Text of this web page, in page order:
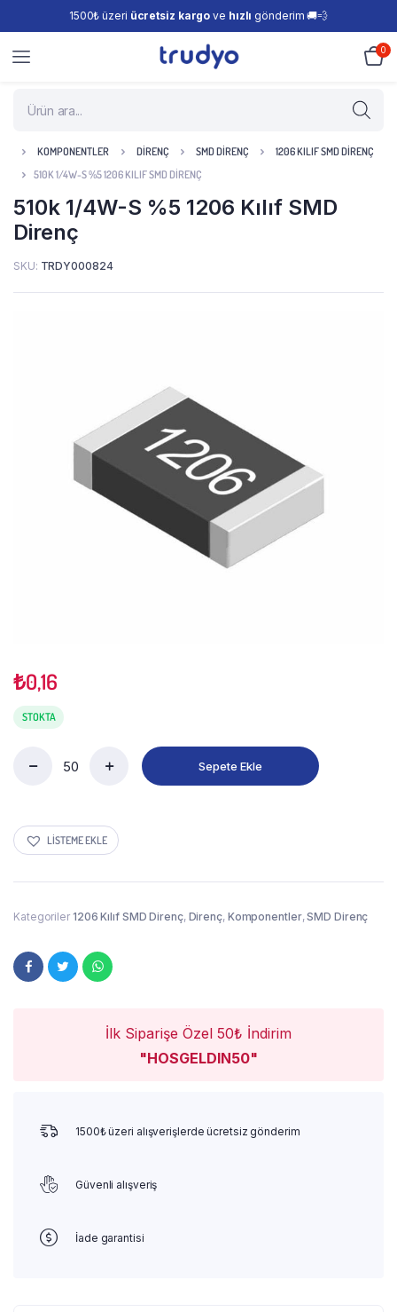
1500₺ üzeri ücretsiz kargo ve hızlı gönderim 🚚💨
0
KOMPONENTLER DIRENÇ SMD DIRENÇ
1206 KILIF SMD DIRENÇ
510K 1/4W-S %5 1206 KILIF SMD DIRENÇ
510k 1/4W-S %5 1206 Kılıf SMD
Direnç
SKU: TRDY000824
₺0,16
STOKTA
Sepete Ekle
LISTEME EKLE
Kategoriler 1206 Kılıf SMD Direnç, Direnç, Komponentler,SMD Direnç
İlk Siparişe Özel 50₺ İndirim
"HOSGELDIN50"
1500₺ üzeri alışverişlerde ücretsiz gönderim
Güvenli alışveriş
İade garantisi